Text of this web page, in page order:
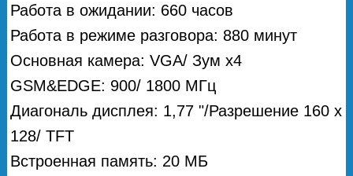
Работа в ожидании: 660 часов
Работа в режиме разговора: 880 минут
Основная камера: VGA/ Зум x4
GSM&EDGE: 900/ 1800 МГц
Диагональ дисплея: 1,77 "/Разрешение 160 x
128/ TFT
Встроенная память: 20 МБ